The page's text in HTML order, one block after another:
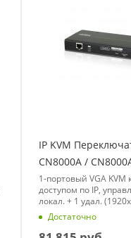
IP KVM
CN8000A /
1-портовый VGA KVM
доступом по IP,
локал. + 1 удал.
Достаточно